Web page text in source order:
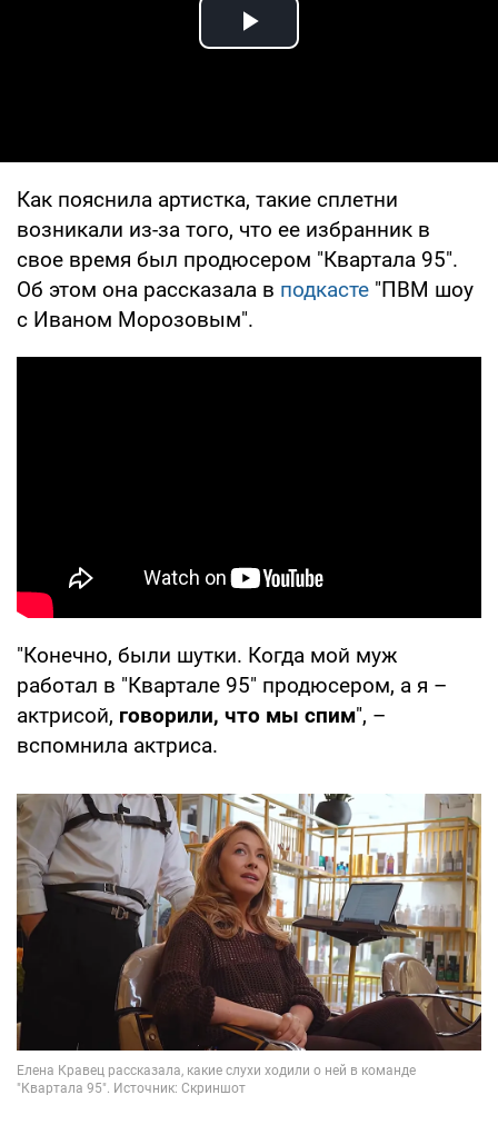
Play Video
Как пояснила артистка, такие сплетни
возникали из-за того, что ее избранник в
свое время был продюсером "Квартала 95".
Об этом она рассказала в подкасте "ПВМ шоу
с Иваном Морозовым".
"Конечно, были шутки. Когда мой муж
работал в "Квартале 95" продюсером, а я –
актрисой, говорили, что мы спим", –
вспомнила актриса.